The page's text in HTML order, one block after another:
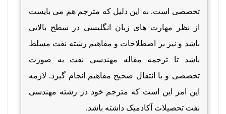
تخصصی است. به این دلیل که مترجم هم می بایست
از نظر مهارت های زبان انگلیسی در سطح بالایی
باشد و نیز بر اصطلاحات و مفاهیم رشته نفت مسلط
باشد تا ترجمه مقاله مهندسی نفت به صورت
تخصصی و با انتقال صحیح مفاهیم انجام گیرد. لازمه
این امر این است که مترجم خود در رشته مهندسی
نفت تحصیلات آکادمیک داشته باشد.